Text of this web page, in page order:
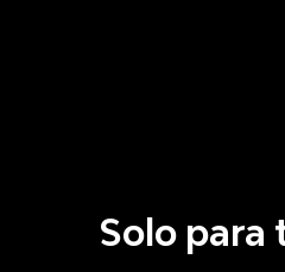
Solo para